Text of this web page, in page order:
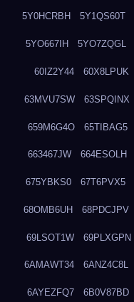
5Y0HCRBH 5Y1QS60T
5YO667IH 5YO7ZQGL
60IZ2Y44 60X8LPUK
63MVU7SW 63SPQINX
659M6G4O 65TIBAG5
663467JW 664ESOLH
675YBKS0 67T6PVX5
68OMB6UH 68PDCJPV
69LSOT1W 69PLXGPN
6AMAWT34 6ANZ4C8L
6AYEZFQ7 6B0V87BD